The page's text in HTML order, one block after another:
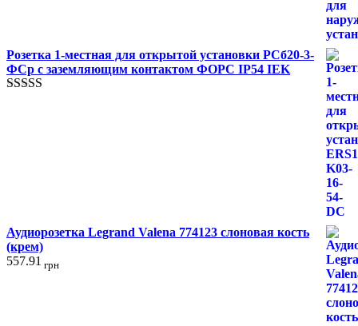
Розетка 1-местная для открытой установки РСб20-3-
ФСр с заземляющим контактом ФОРС IP54 IEK
Аудиорозетка Legrand Valena 774123 слоновая кость
(крем)
557.91 грн